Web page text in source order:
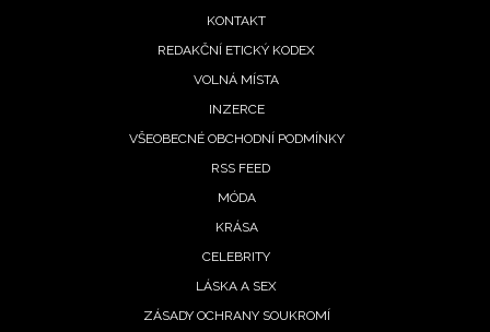
Chcete navíc dostávat i další zajímavé a exkluzivní
informace od našich partnerů? Pokud souhlasíte se
soukromí BurdaMedia Extra s.r.o.
KONTAKT
REDAKČNÍ ETICKÝ KODEX
VOLNÁ MÍSTA
INZERCE
VŠEOBECNÉ OBCHODNÍ PODMÍNKY
RSS FEED
MÓDA
KRÁSA
CELEBRITY
LÁSKA A SEX
ZÁSADY OCHRANY SOUKROMÍ